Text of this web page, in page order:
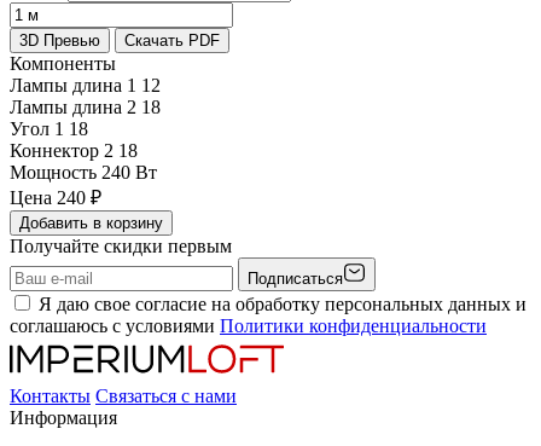
3D Превью Скачать PDF
Компоненты
Лампы длина 1 12
Лампы длина 2 18
Угол 1 18
Коннектор 2 18
Мощность 240 Вт
Цена 240 ₽
Добавить в корзину
Получайте скидки первым
Подписаться
Я даю свое согласие на обработку персональных данных и
соглашаюсь с условиями Политики конфиденциальности
Контакты Связаться с нами
Информация